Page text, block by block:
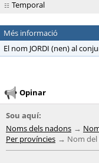
Temporal
Més informació
El nom JORDI (nen) al
Opinar
Sou aquí:
Noms dels nadons
Per províncies
Nom del